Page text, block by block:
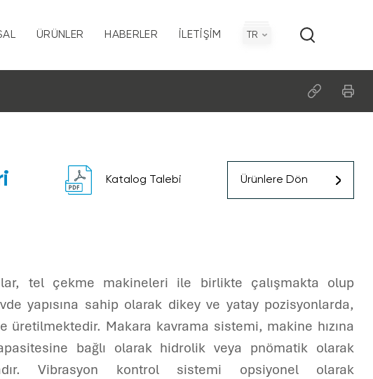
ve Çevre Politikamız
Kaynakları
ÜRÜNLER HABERLER İLETIŞIM TR
Katalog Talebi Ürünlere Dön
tel çekme makineleri ile birlikte çalışmakta olup
yapısına sahip olarak dikey ve yatay pozisyonlarda,
üretilmektedir. Makara kavrama sistemi, makine hızına
bağlı olarak hidrolik veya pnömatik olarak
Vibrasyon kontrol sistemi opsiyonel olarak